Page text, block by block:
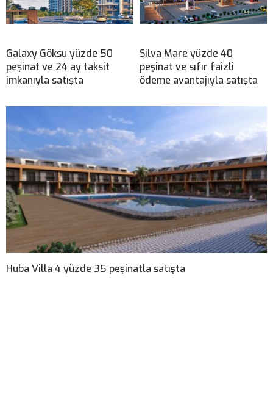
Galaxy Göksu yüzde 50
peşinat ve 24 ay taksit
imkanıyla satışta
Silva Mare yüzde 40
peşinat ve sıfır faizli
ödeme avantajıyla satışta
Huba Villa 4 yüzde 35 peşinatla satışta